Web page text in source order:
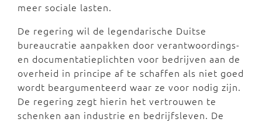
meer sociale lasten.
De regering wil de legendarische Duitse
bureaucratie aanpakken door verantwoordings-
en documentatieplichten voor bedrijven aan de
overheid in principe af te schaffen als niet goed
wordt beargumenteerd waar ze voor nodig zijn.
De regering zegt hierin het vertrouwen te
schenken aan industrie en bedrijfsleven. De